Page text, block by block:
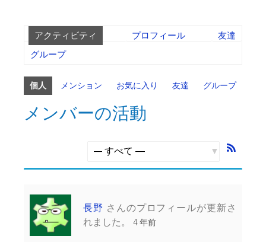
アクティビティ プロフィール
友達
グループ
個人 メンション お気に入り 友達 グループ
メンバーの活動
ィ
長野 さんのプロフィールが更新さ
れました。 4 年前